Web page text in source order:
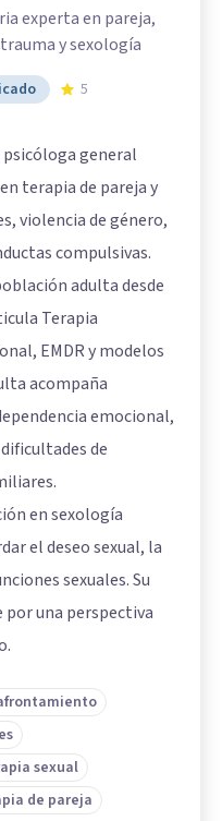
experta en pareja,
y sexología
5
psicóloga general
terapia de pareja y
violencia de género,
compulsivas.
adulta desde
Terapia
EMDR y modelos
acompaña
emocional,
de
en sexología
el deseo sexual, la
sexuales. Su
una perspectiva
sexual
de pareja